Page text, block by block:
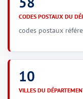
CODES POSTAUX DU
codes postaux
10
VILLES DU